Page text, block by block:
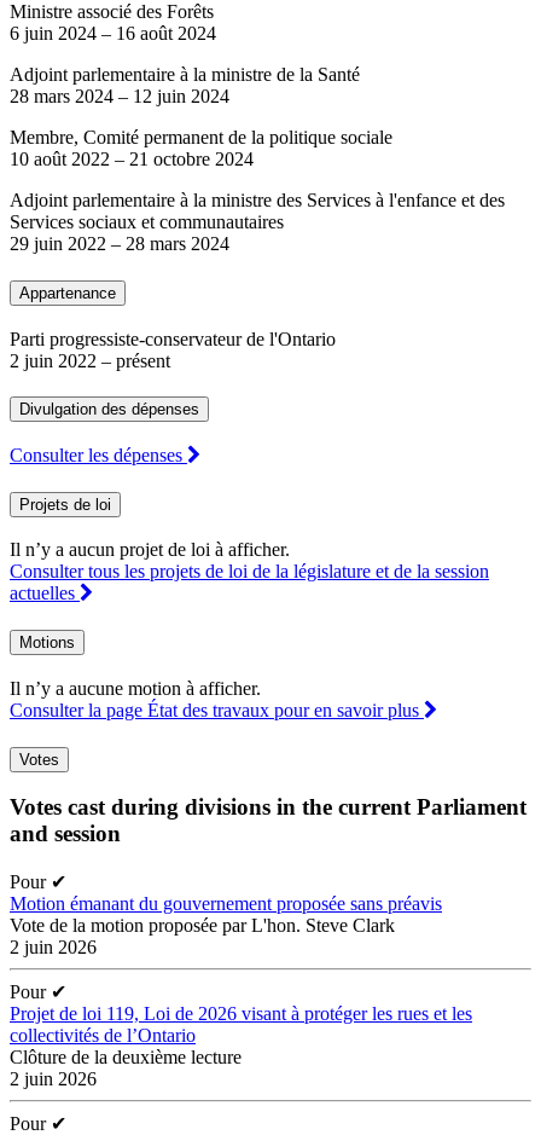
Ministre associé des Forêts
6 juin 2024 – 16 août 2024
Adjoint parlementaire à la ministre de la Santé
28 mars 2024 – 12 juin 2024
Membre, Comité permanent de la politique sociale
10 août 2022 – 21 octobre 2024
Adjoint parlementaire à la ministre des Services à l'enfance et des
Services sociaux et communautaires
29 juin 2022 – 28 mars 2024
Appartenance
Parti progressiste-conservateur de l'Ontario
2 juin 2022 – présent
Divulgation des dépenses
Consulter les dépenses
Projets de loi
Il n’y a aucun projet de loi à afficher.
Consulter tous les projets de loi de la législature et de la session
actuelles
Motions
Il n’y a aucune motion à afficher.
Consulter la page État des travaux pour en savoir plus
Votes
Votes cast during divisions in the current Parliament
and session
Pour ✔
Motion émanant du gouvernement proposée sans préavis
Vote de la motion proposée par L'hon. Steve Clark
2 juin 2026
Pour ✔
Projet de loi 119, Loi de 2026 visant à protéger les rues et les
collectivités de l’Ontario
Clôture de la deuxième lecture
2 juin 2026
Pour ✔